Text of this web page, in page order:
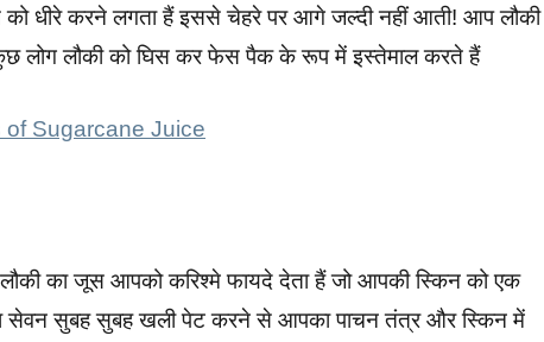
धीरे करने लगता हैं इससे चेहरे पर आगे जल्दी नहीं आती! आप लौकी
लौकी को घिस कर फेस पैक के रूप में इस्तेमाल करते हैं
of Sugarcane Juice
का जूस आपको करिश्मे फायदे देता हैं जो आपकी स्किन को एक
सेवन सुबह सुबह खली पेट करने से आपका पाचन तंत्र और स्किन में